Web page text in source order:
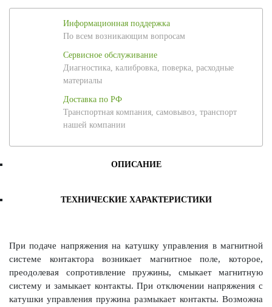
Информационная поддержка
По всем возникающим вопросам
Сервисное обслуживание
Диагностика, калибровка, поверка, расходные
материалы
Доставка по РФ
Транспортная компания, самовывоз, транспорт
нашей компании
ОПИСАНИЕ
ТЕХНИЧЕСКИЕ ХАРАКТЕРИСТИКИ
При подаче напряжения на катушку управления в магнитной
системе контактора возникает магнитное поле, которое,
преодолевая сопротивление пружины, смыкает магнитную
систему и замыкает контакты. При отключении напряжения с
катушки управления пружина размыкает контакты. Возможна